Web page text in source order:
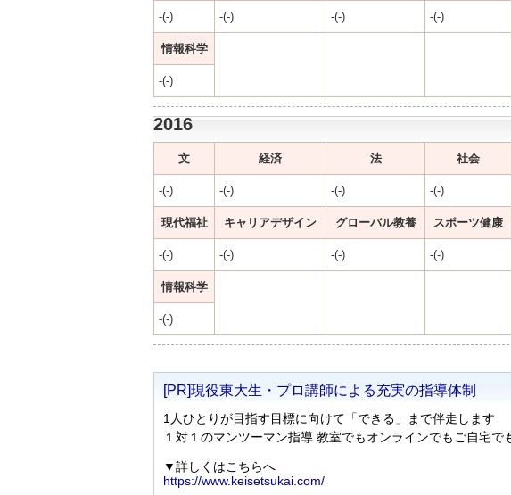
-(-) -(-) -(-) -(-)
情報科学
-(-)
2016
文 経済 法 社会
-(-) -(-) -(-) -(-)
現代福祉 キャリアデザイン グローバル教養 スポーツ健康
-(-) -(-) -(-) -(-)
情報科学
-(-)